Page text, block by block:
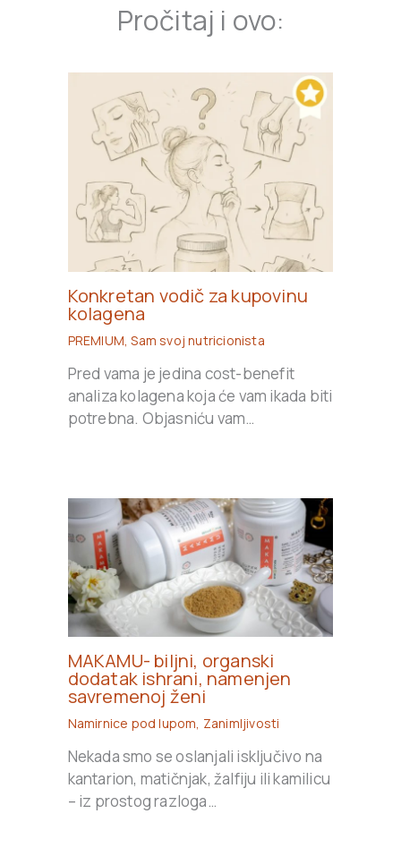
Pročitaj i ovo:
Konkretan vodič za kupovinu
kolagena
PREMIUM,Sam svoj nutricionista
Pred vama je jedina cost-benefit
analiza kolagena koja će vam ikada biti
potrebna. Objasniću vam…
MAKAMU- biljni, organski
dodatak ishrani, namenjen
savremenoj ženi
Namirnice pod lupom, Zanimljivosti
Nekada smo se oslanjali isključivo na
kantarion, matičnjak, žalfiju ili kamilicu
– iz prostog razloga…